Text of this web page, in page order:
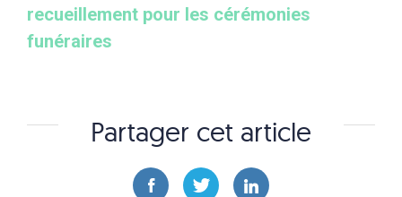
recueillement pour les cérémonies
funéraires
Partager cet article